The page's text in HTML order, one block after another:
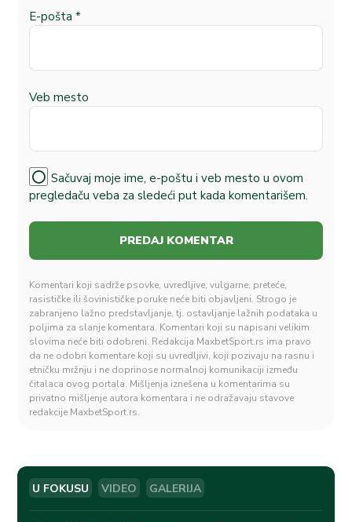
E-pošta *
Veb mesto
Sačuvaj moje ime, e-poštu i veb mesto u ovom
pregledaču veba za sledeći put kada komentarišem.
Komentari koji sadrže psovke, uvredljive, vulgarne, preteće,
rasističke ili šovinističke poruke neće biti objavljeni. Strogo je
zabranjeno lažno predstavljanje, tj. ostavljanje lažnih podataka u
poljima za slanje komentara. Komentari koji su napisani velikim
slovima neće biti odobreni. Redakcija MaxbetSport.rs ima pravo
da ne odobri komentare koji su uvredljivi, koji pozivaju na rasnu i
etničku mržnju i ne doprinose normalnoj komunikaciji između
čitalaca ovog portala. Mišljenja iznešena u komentarima su
privatno mišljenje autora komentara i ne odražavaju stavove
redakcije MaxbetSport.rs.
U FOKUSU VIDEO GALERIJA